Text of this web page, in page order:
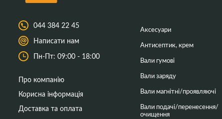
044 384 22 45
Написати нам
Пн-Пт: 09:00 - 18:00
Про компанію
Корисна інформація
Доставка та оплата
Аксесуари
Антисептик, крем
Вали гумові
Вали заряду
Вали магнітні/проявляючі
Вали подачі/перенесення/
очищення